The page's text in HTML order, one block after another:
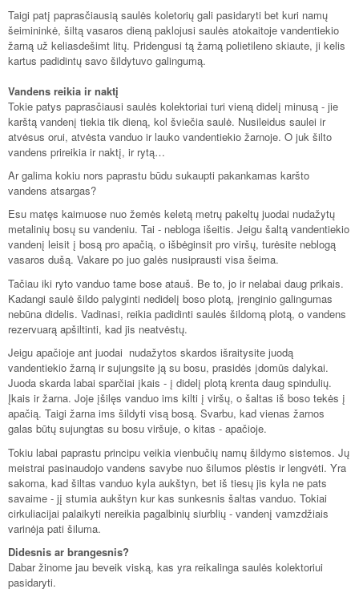
Taigi patį paprasčiausią saulės koletorių gali pasidaryti bet kuri namų
šeimininkė, šiltą vasaros dieną paklojusi saulės atokaitoje vandentiekio
žarną už keliasdešimt litų. Pridengusi tą žarną polietileno skiaute, ji kelis
kartus padidintų savo šildytuvo galingumą.
Vandens reikia ir naktį
Tokie patys paprasčiausi saulės kolektoriai turi vieną didelį minusą - jie
karštą vandenį tiekia tik dieną, kol šviečia saulė. Nusileidus saulei ir
atvėsus orui, atvėsta vanduo ir lauko vandentiekio žarnoje. O juk šilto
vandens prireikia ir naktį, ir rytą…
Ar galima kokiu nors paprastu būdu sukaupti pakankamas karšto
vandens atsargas?
Esu matęs kaimuose nuo žemės keletą metrų pakeltų juodai nudažytų
metalinių bosų su vandeniu. Tai - nebloga išeitis. Jeigu šaltą vandentiekio
vandenį leisit į bosą pro apačią, o išbėginsit pro viršų, turėsite neblogą
vasaros dušą. Vakare po juo galės nusiprausti visa šeima.
Tačiau iki ryto vanduo tame bose atauš. Be to, jo ir nelabai daug prikais.
Kadangi saulė šildo palyginti nedidelį boso plotą, įrenginio galingumas
nebūna didelis. Vadinasi, reikia padidinti saulės šildomą plotą, o vandens
rezervuarą apšiltinti, kad jis neatvėstų.
Jeigu apačioje ant juodai nudažytos skardos išraitysite juodą
vandentiekio žarną ir sujungsite ją su bosu, prasidės įdomūs dalykai.
Juoda skarda labai sparčiai įkais - į didelį plotą krenta daug spindulių.
Įkais ir žarna. Joje įšilęs vanduo ims kilti į viršų, o šaltas iš boso tekės į
apačią. Taigi žarna ims šildyti visą bosą. Svarbu, kad vienas žarnos
galas būtų sujungtas su bosu viršuje, o kitas - apačioje.
Tokiu labai paprastu principu veikia vienbučių namų šildymo sistemos. Jų
meistrai pasinaudojo vandens savybe nuo šilumos plėstis ir lengvėti. Yra
sakoma, kad šiltas vanduo kyla aukštyn, bet iš tiesų jis kyla ne pats
savaime - jį stumia aukštyn kur kas sunkesnis šaltas vanduo. Tokiai
cirkuliacijai palaikyti nereikia pagalbinių siurblių - vandenį vamzdžiais
varinėja pati šiluma.
Didesnis ar brangesnis?
Dabar žinome jau beveik viską, kas yra reikalinga saulės kolektoriui
pasidaryti.